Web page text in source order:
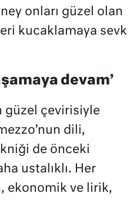
onları güzel olan
kucaklamaya sevk
devam’
güzel çevirisiyle
dili,
de önceki
ustalıklı. Her
ekonomik ve lirik,